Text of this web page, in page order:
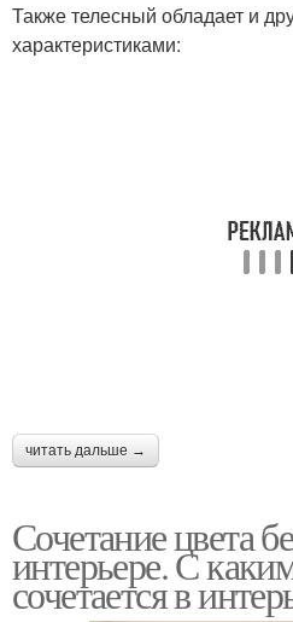
Также телесный обладает и
характеристиками:
читать дальше →
Сочетание цвета
интерьере. С
сочетается в